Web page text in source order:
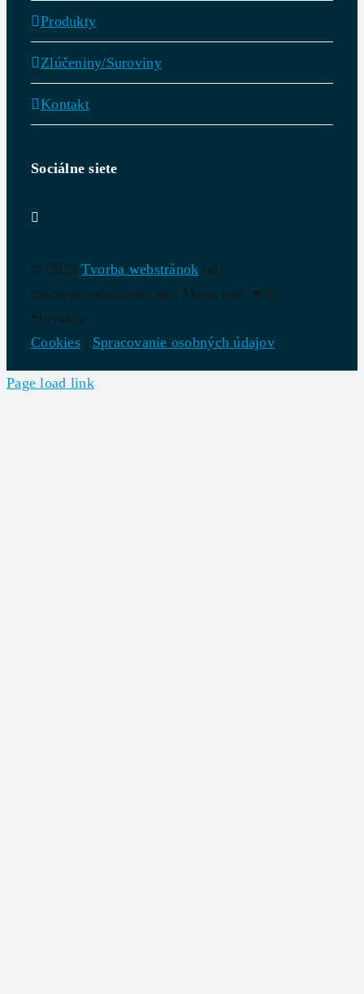
Produkty
Zlúčeniny/Suroviny
Kontakt
Sociálne siete
© 2025 Tvorba webstránok od
modernewebstranky.sk | Made with ♥ in
Slovakia
Cookies | Spracovanie osobných údajov
Page load link